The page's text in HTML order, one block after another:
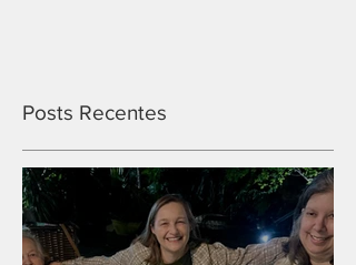
Posts Recentes